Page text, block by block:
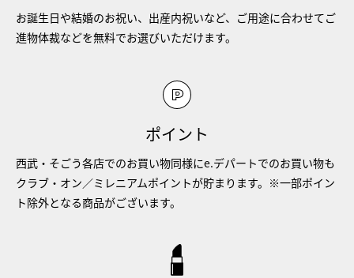
お誕生日や結婚のお祝い、出産内祝いなど、ご用途に合わせてご
進物体裁などを無料でお選びいただけます。
ポイント
西武・そごう各店でのお買い物同様にe.デパートでのお買い物も
クラブ・オン／ミレニアムポイントが貯まります。※一部ポイン
ト除外となる商品がございます。